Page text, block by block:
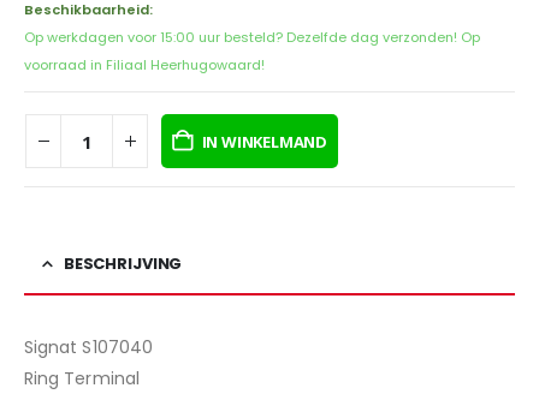
was:
€4,95.€2,00.
Beschikbaarheid:
Op werkdagen voor 15:00 uur besteld? Dezelfde dag verzonden! Op
voorraad in Filiaal Heerhugowaard!
IN WINKELMAND
BESCHRIJVING
Signat S107040
Ring Terminal